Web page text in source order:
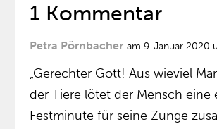
1 Kommentar
Petra Pörnbacher am 9. Januar 2020
„Gerechter Gott! Aus wieviel
der Tiere lötet der Mensch eine
Festminute für seine Zunge